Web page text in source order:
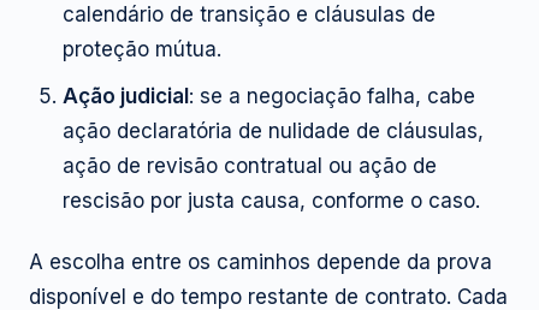
calendário de transição e cláusulas de
proteção mútua.
Ação judicial: se a negociação falha, cabe
ação declaratória de nulidade de cláusulas,
ação de revisão contratual ou ação de
rescisão por justa causa, conforme o caso.
A escolha entre os caminhos depende da prova
disponível e do tempo restante de contrato. Cada